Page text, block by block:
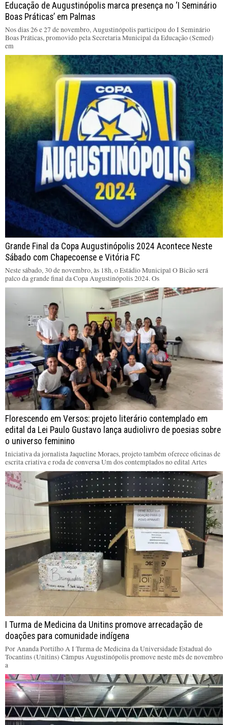
Educação de Augustinópolis marca presença no ‘I Seminário
Boas Práticas’ em Palmas
Nos dias 26 e 27 de novembro, Augustinópolis participou do I Seminário
Boas Práticas, promovido pela Secretaria Municipal da Educação (Semed)
em
Grande Final da Copa Augustinópolis 2024 Acontece Neste
Sábado com Chapecoense e Vitória FC
Neste sábado, 30 de novembro, às 18h, o Estádio Municipal O Bicão será
palco da grande final da Copa Augustinópolis 2024. Os
Florescendo em Versos: projeto literário contemplado em
edital da Lei Paulo Gustavo lança audiolivro de poesias sobre
o universo feminino
Iniciativa da jornalista Jaqueline Moraes, projeto também oferece oficinas de
escrita criativa e roda de conversa Um dos contemplados no edital Artes
I Turma de Medicina da Unitins promove arrecadação de
doações para comunidade indígena
Por Ananda Portilho A I Turma de Medicina da Universidade Estadual do
Tocantins (Unitins) Câmpus Augustinópolis promove neste mês de novembro
a